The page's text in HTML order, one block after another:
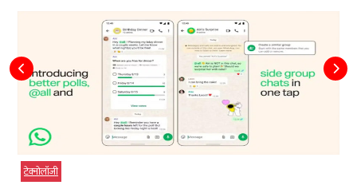
टेक्‍नोलॉजी